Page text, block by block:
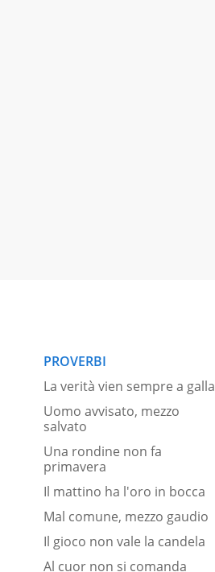
PROVERBI
La verità vien sempre a galla
Uomo avvisato, mezzo
salvato
Una rondine non fa
primavera
Il mattino ha l'oro in bocca
Mal comune, mezzo gaudio
Il gioco non vale la candela
Al cuor non si comanda